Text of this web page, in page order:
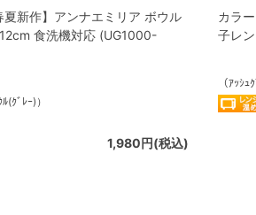
夏新作】アンナエミリア ボウル
食洗機対応 (UG1000-
(ｸﾞﾚｰ)）
1,980円(税込)
カラ
子レ
（ｱｯｼｭ